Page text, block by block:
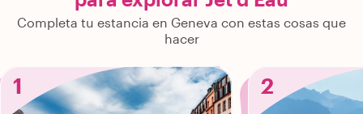
Completa tu estancia en Geneva con estas cosas que
hacer
1 2